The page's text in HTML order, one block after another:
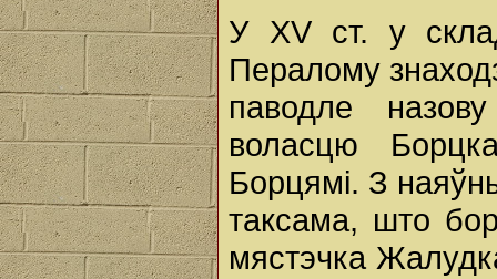
У XV ст. у
Пералому
паводле
воласцю
Борцямі. З
таксама, што
мястэчка